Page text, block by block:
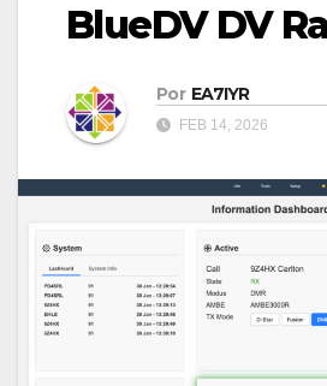
BlueDV DV
Por EA7IYR
FEB 14, 2026